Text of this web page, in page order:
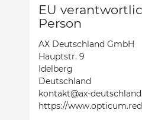
EU
Person
AX Deutschland GmbH
Hauptstr. 9
Idelberg
Deutschland
kontakt@ax-
https://